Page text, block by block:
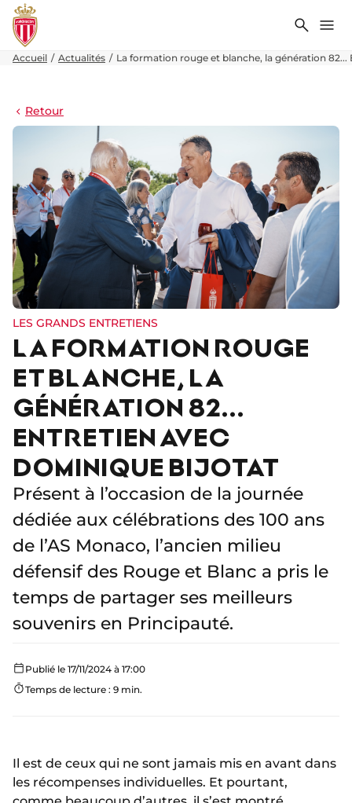
Accueil Actualités La formation rouge et blanche, la génération
Retour
LES GRANDS ENTRETIENS
LA FORMATION ROUGE
ET BLANCHE, LA
GÉNÉRATION 82...
ENTRETIEN AVEC
DOMINIQUE BIJOTAT
Présent à l’occasion de la journée
dédiée aux célébrations des 100 ans
de l’AS Monaco, l’ancien milieu
défensif des Rouge et Blanc a pris le
temps de partager ses meilleurs
souvenirs en Principauté.
Publié le 17/11/2024 à 17:00
Temps de lecture : 9 min.
Il est de ceux qui ne sont jamais mis en avant dans
les récompenses individuelles. Et pourtant,